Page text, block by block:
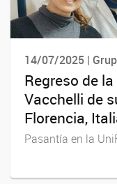
14/07/2025 |
Regreso de
Vacchelli de
Florencia,
Pasantía en la